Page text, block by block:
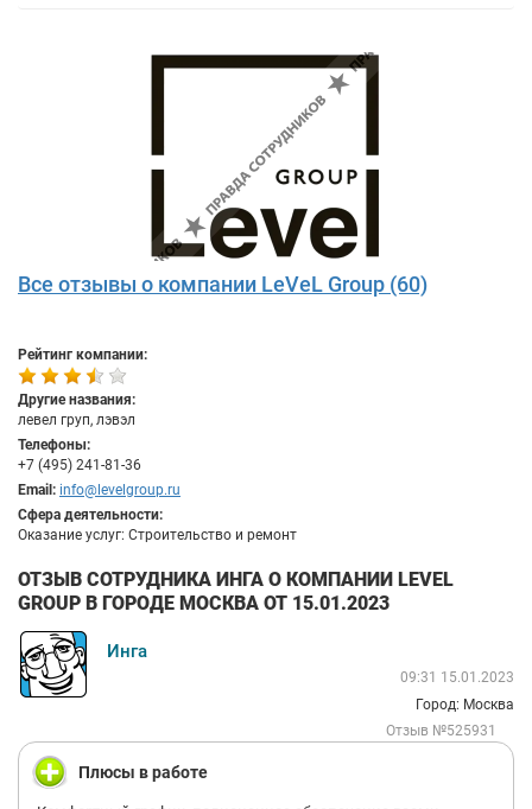
Все отзывы о компании LeVeL Group (60)
Рейтинг компании:
Другие названия:
левел груп, лэвэл
Телефоны:
+7 (495) 241-81-36
Email: info@levelgroup.ru
Сфера деятельности:
Оказание услуг: Строительство и ремонт
ОТЗЫВ СОТРУДНИКА ИНГА О КОМПАНИИ LEVEL
GROUP В ГОРОДЕ МОСКВА ОТ 15.01.2023
Инга
09:31 15.01.2023
Город: Москва
Отзыв №525931
Плюсы в работе